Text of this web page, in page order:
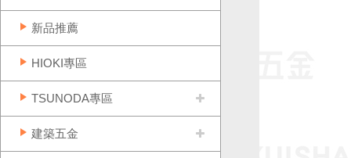
新品推薦
HIOKI專區
TSUNODA專區
建築五金